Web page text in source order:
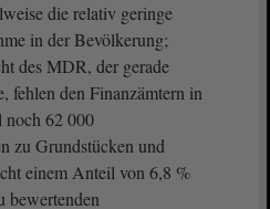
die relativ geringe
in der Bevölkerung;
des MDR, der gerade
fehlen den Finanzämtern in
noch 62 000
zu Grundstücken und
einem Anteil von 6,8 %
bewertenden